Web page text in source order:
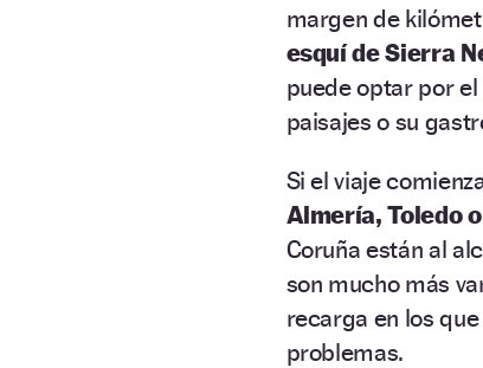
margen de
esquí de Sierra
puede optar por
paisajes o su
Si el viaje
Almería, Toledo
Coruña están al
son mucho más
recarga en los
problemas.